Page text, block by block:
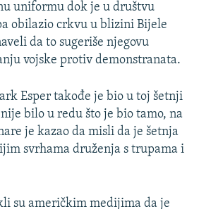
uniformu dok je u društvu
obilazio crkvu u blizini Bijele
da to sugeriše njegovu
vojske protiv demonstranata.
Esper takođe je bio u toj šetnji
bilo u redu što je bio tamo, na
je kazao da misli da je šetnja
svrhama druženja s trupama i
su američkim medijima da je